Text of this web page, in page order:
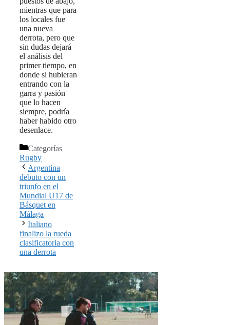
mientras que para
los locales fue
una nueva
derrota, pero que
sin dudas dejará
el análisis del
primer tiempo, en
donde si hubieran
entrando con la
garra y pasión
que lo hacen
siempre, podría
haber habido otro
desenlace.
Categorías
Rugby
Argentina
debuto con un
triunfo en el
Mundial U17 de
Básquet en
Málaga
Italiano
finalizo la rueda
clasificatoria con
una derrota